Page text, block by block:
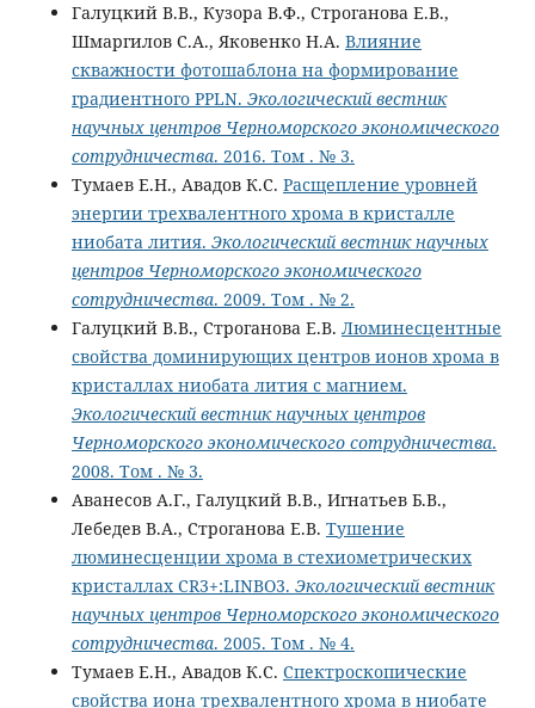
Галуцкий В.В., Кузора В.Ф., Строганова Е.В.,
Шмаргилов С.А., Яковенко Н.А. Влияние
скважности фотошаблона на формирование
градиентного PPLN. Экологический вестник
научных центров Черноморского экономического
сотрудничества. 2016. Том . № 3.
Тумаев Е.Н., Авадов К.С. Расщепление уровней
энергии трехвалентного хрома в кристалле
ниобата лития. Экологический вестник научных
центров Черноморского экономического
сотрудничества. 2009. Том . № 2.
Галуцкий В.В., Строганова Е.В. Люминесцентные
свойства доминирующих центров ионов хрома в
кристаллах ниобата лития с магнием.
Экологический вестник научных центров
Черноморского экономического сотрудничества.
2008. Том . № 3.
Аванесов А.Г., Галуцкий В.В., Игнатьев Б.В.,
Лебедев В.А., Строганова Е.В. Тушение
люминесценции хрома в стехиометрических
кристаллах CR3+:LINBO3. Экологический вестник
научных центров Черноморского экономического
сотрудничества. 2005. Том . № 4.
Тумаев Е.Н., Авадов К.С. Спектроскопические
свойства иона трехвалентного хрома в ниобате